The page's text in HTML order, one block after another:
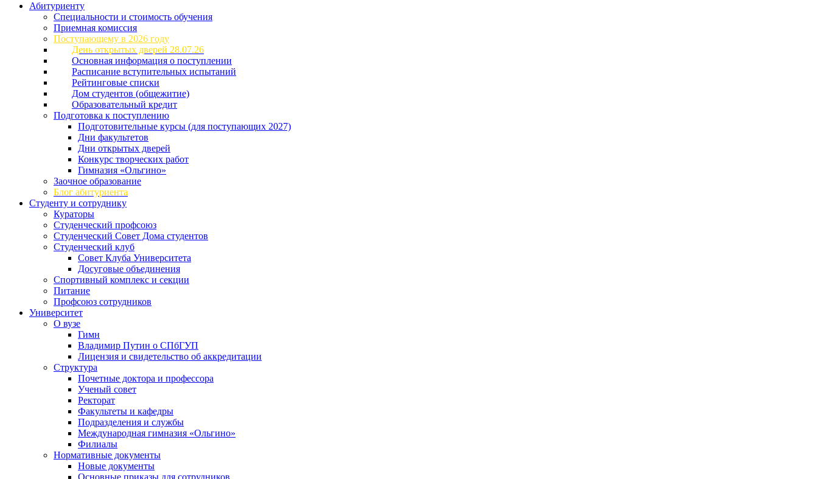
Абитуриенту
Специальности и стоимость обучения
Приемная комиссия
Поступающему в 2026 году
День открытых дверей 28.07.26
Основная информация о поступлении
Расписание вступительных испытаний
Рейтинговые списки
Дом студентов (общежитие)
Образовательный кредит
Подготовка к поступлению
Подготовительные курсы (для поступающих 2027)
Дни факультетов
Дни открытых дверей
Конкурс творческих работ
Гимназия «Ольгино»
Заочное образование
Блог абитуриента
Студенту и сотруднику
Кураторы
Студенческий профсоюз
Студенческий Совет Дома студентов
Студенческий клуб
Совет Клуба Университета
Досуговые объединения
Спортивный комплекс и секции
Питание
Профсоюз сотрудников
Университет
О вузе
Гимн
Владимир Путин о СПбГУП
Лицензия и свидетельство об аккредитации
Структура
Почетные доктора и профессора
Ученый совет
Ректорат
Факультеты и кафедры
Подразделения и службы
Международная гимназия «Ольгино»
Филиалы
Нормативные документы
Новые документы
Основные приказы для сотрудников